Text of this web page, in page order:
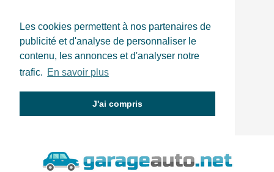
Les cookies permettent à nos partenaires de
publicité et d'analyse de personnaliser le
contenu, les annonces et d'analyser notre
trafic. En savoir plus
J'ai compris